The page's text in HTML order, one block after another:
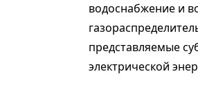
водоснабжение и
представляемые
электрической